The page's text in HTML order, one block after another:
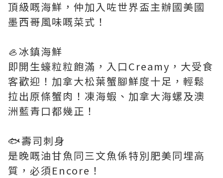
頂級嘅海鮮，仲加入咗世界盃主辦國美國
墨西哥風味嘅菜式！
🦪冰鎮海鮮
即開生蠔粒粒飽滿，入口Creamy，大受食
客歡迎！加拿大松葉蟹腳鮮度十足，輕鬆
拉出原條蟹肉！凍海蝦、加拿大海螺及澳
洲藍青口都幾正！
🐟壽司刺身
是晚嘅油甘魚同三文魚係特別肥美同埋高
質，必須Encore！